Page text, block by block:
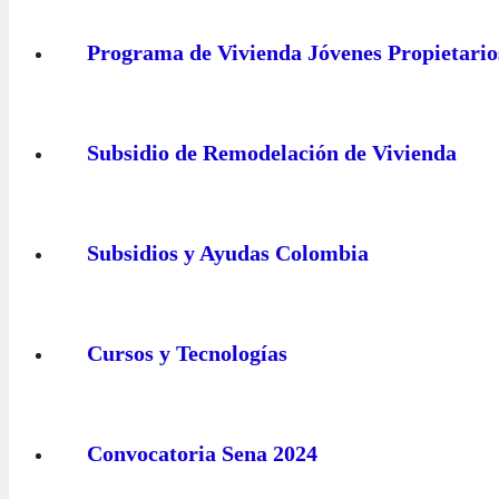
Programa de Vivienda Jóvenes
Subsidio de Remodelación de Vivienda
Subsidios y Ayudas Colombia
Cursos y Tecnologías
Convocatoria Sena 2024